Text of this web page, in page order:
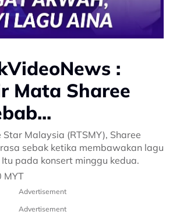
:
Mata Sharee
Malaysia (RTSMY), Sharee
sebak ketika membawakan lagu
pada konsert minggu kedua.
MYT
Advertisement
Advertisement